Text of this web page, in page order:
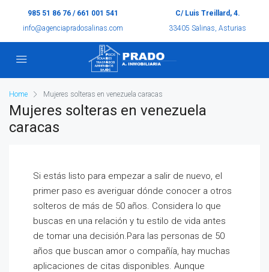
985 51 86 76 / 661 001 541
info@agenciapradosalinas.com
C/ Luis Treillard, 4.
33405 Salinas, Asturias
Home Mujeres solteras en venezuela caracas
Mujeres solteras en venezuela
caracas
Si estás listo para empezar a salir de nuevo, el
primer paso es averiguar dónde conocer a otros
solteros de más de 50 años. Considera lo que
buscas en una relación y tu estilo de vida antes
de tomar una decisión.Para las personas de 50
años que buscan amor o compañía, hay muchas
aplicaciones de citas disponibles. Aunque